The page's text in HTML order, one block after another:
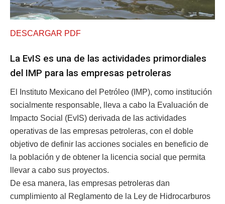
DESCARGAR PDF
La EvIS es una de las actividades primordiales
del IMP para las empresas petroleras
El Instituto Mexicano del Petróleo (IMP), como institución
socialmente responsable, lleva a cabo la Evaluación de
Impacto Social (EvIS) derivada de las actividades
operativas de las empresas petroleras, con el doble
objetivo de definir las acciones sociales en beneficio de
la población y de obtener la licencia social que permita
llevar a cabo sus proyectos.
De esa manera, las empresas petroleras dan
cumplimiento al Reglamento de la Ley de Hidrocarburos